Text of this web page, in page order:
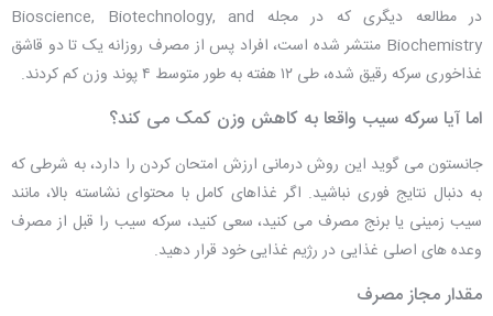
در مطالعه دیگری که در مجله Bioscience, Biotechnology, and
Biochemistry منتشر شده است، افراد پس از مصرف روزانه یک تا دو قاشق
غذاخوری سرکه رقیق شده، طی ۱۲ هفته به طور متوسط ۴ پوند وزن کم کردند.
اما آیا سرکه سیب واقعا به کاهش وزن کمک می کند؟
جانستون می گوید این روش درمانی ارزش امتحان کردن را دارد، به شرطی که
به دنبال نتایج فوری نباشید. اگر غذاهای کامل با محتوای نشاسته بالا، مانند
سیب زمینی یا برنج مصرف می کنید، سعی کنید، سرکه سیب را قبل از مصرف
وعده های اصلی غذایی در رژیم غذایی خود قرار دهید.
مقدار مجاز مصرف